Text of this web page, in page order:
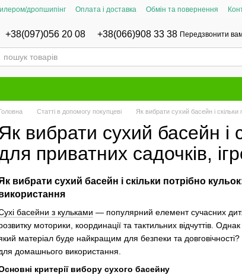
дропшипінг Оплата і доставка Обмін та повернення
+38(097)056 20 08 +38(066)908 33 38 Передзвонити
Статті в допомогу покупцеві Як вибрати сухий басейн і скільки
Як вибрати сухий басейн і
приватних садочків,
вибрати сухий басейн і скільки потрібно
басейни з кульками — популярний елемент сучасних
моторики, координації та тактильних відчуттів.
матеріал буде найкращим для безпеки та довговічності?
домашнього використання.
критерії вибору сухого басейну